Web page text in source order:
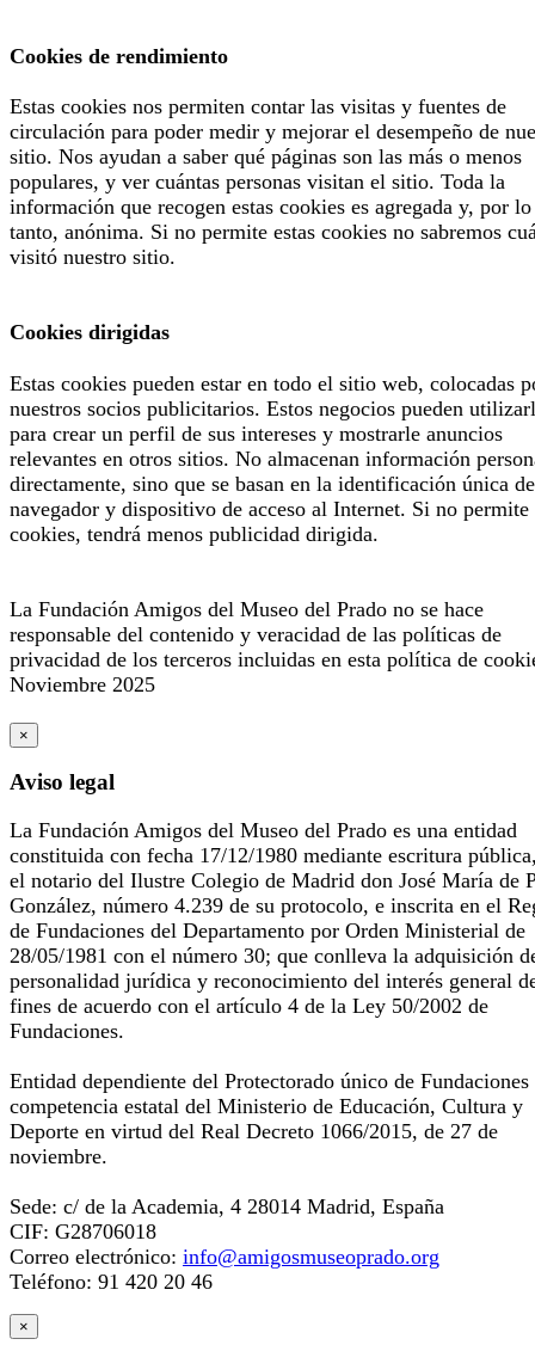
Cookies de rendimiento
Estas cookies nos permiten contar las visitas y fuentes de
circulación para poder medir y mejorar el desempeño de
sitio. Nos ayudan a saber qué páginas son las más o menos
populares, y ver cuántas personas visitan el sitio. Toda la
información que recogen estas cookies es agregada y, por lo
tanto, anónima. Si no permite estas cookies no sabremos
visitó nuestro sitio.
Cookies dirigidas
Estas cookies pueden estar en todo el sitio web, colocadas
nuestros socios publicitarios. Estos negocios pueden
para crear un perfil de sus intereses y mostrarle anuncios
relevantes en otros sitios. No almacenan información
directamente, sino que se basan en la identificación única
navegador y dispositivo de acceso al Internet. Si no permite
cookies, tendrá menos publicidad dirigida.
La Fundación Amigos del Museo del Prado no se hace
responsable del contenido y veracidad de las políticas de
privacidad de los terceros incluidas en esta política de
Noviembre 2025
×
Aviso legal
La Fundación Amigos del Museo del Prado es una entidad
constituida con fecha 17/12/1980 mediante escritura
el notario del Ilustre Colegio de Madrid don José María de
González, número 4.239 de su protocolo, e inscrita en el
de Fundaciones del Departamento por Orden Ministerial de
28/05/1981 con el número 30; que conlleva la adquisición
personalidad jurídica y reconocimiento del interés general
fines de acuerdo con el artículo 4 de la Ley 50/2002 de
Fundaciones.
Entidad dependiente del Protectorado único de Fundaciones
competencia estatal del Ministerio de Educación, Cultura y
Deporte en virtud del Real Decreto 1066/2015, de 27 de
noviembre.
Sede: c/ de la Academia, 4 28014 Madrid, España
CIF: G28706018
Correo electrónico: info@amigosmuseoprado.org
Teléfono: 91 420 20 46
×